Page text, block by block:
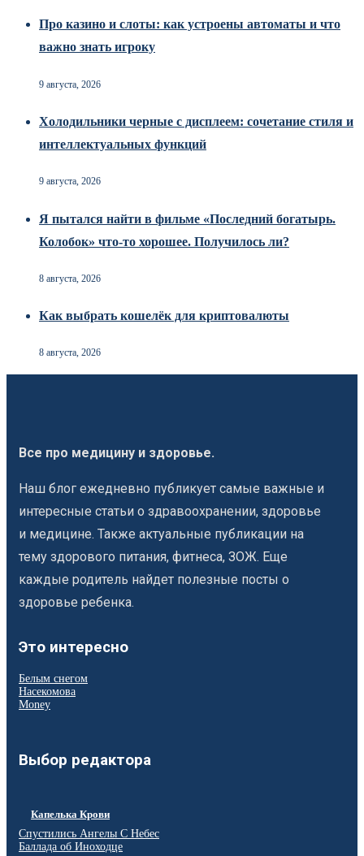
Про казино и слоты: как устроены автоматы и что
важно знать игроку
9 августа, 2026
Холодильники черные с дисплеем: сочетание стиля и
интеллектуальных функций
9 августа, 2026
Я пытался найти в фильме «Последний богатырь.
Колобок» что-то хорошее. Получилось ли?
8 августа, 2026
Как выбрать кошелёк для криптовалюты
8 августа, 2026
Все про медицину и здоровье.
Наш блог ежедневно публикует самые важные и
интересные статьи о здравоохранении, здоровье
и медицине. Также актуальные публикации на
тему здорового питания, фитнеса, ЗОЖ. Еще
каждые родитель найдет полезные посты о
здоровье ребенка.
Это интересно
Белым снегом
Насекомова
Money
Выбор редактора
Капелька Крови
Спустились Ангелы С Небес
Баллада об Иноходце